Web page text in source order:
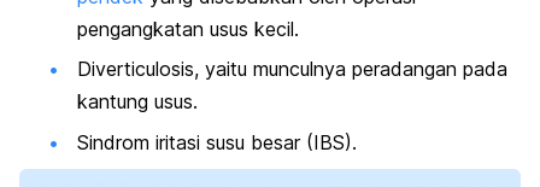
pengangkatan usus kecil.
Diverticulosis, yaitu munculnya peradangan pada
kantung usus.
Sindrom iritasi susu besar (IBS).